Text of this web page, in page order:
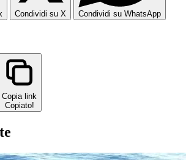
Condividi su X Condividi su WhatsApp
Copia link
Copiato!